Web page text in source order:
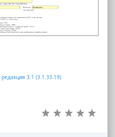
редакция 3.1 (3.1.33.19)